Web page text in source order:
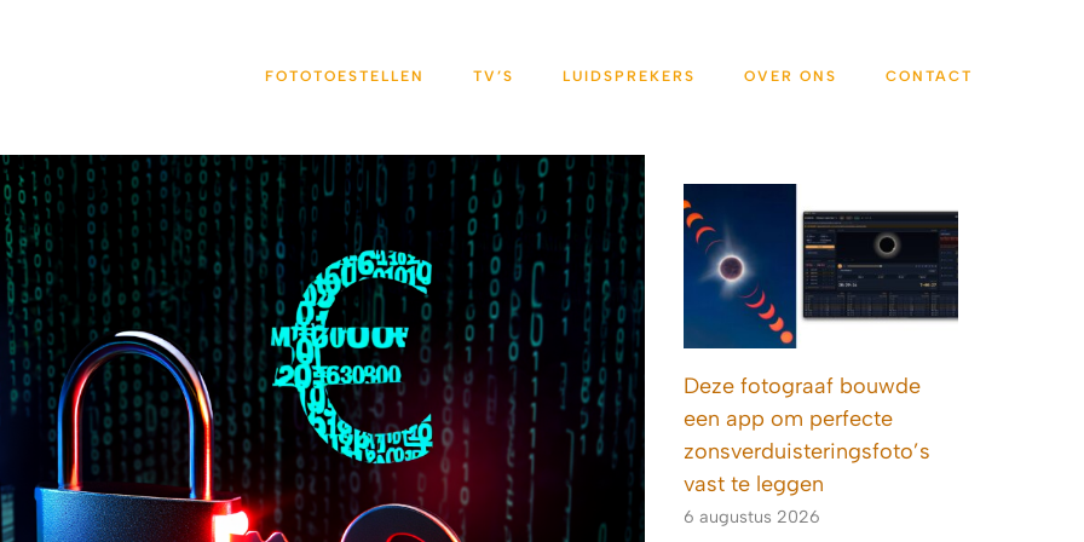
FOTOTOESTELLEN TV’S LUIDSPREKERS OVER ONS CONTACT
Deze fotograaf bouwde
een app om perfecte
zonsverduisteringsfoto’s
vast te leggen
6 augustus 2026